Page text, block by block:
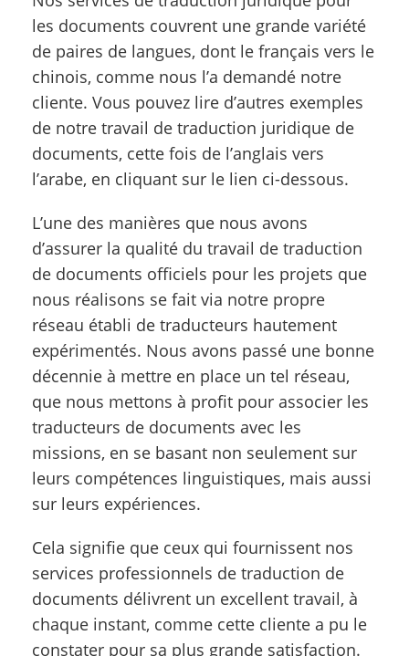
les documents couvrent une grande variété
de paires de langues, dont le français vers le
chinois, comme nous l’a demandé notre
cliente. Vous pouvez lire d’autres exemples
de notre travail de traduction juridique de
documents, cette fois de l’anglais vers
l’arabe, en cliquant sur le lien ci-dessous.
L’une des manières que nous avons
d’assurer la qualité du travail de traduction
de documents officiels pour les projets que
nous réalisons se fait via notre propre
réseau établi de traducteurs hautement
expérimentés. Nous avons passé une bonne
décennie à mettre en place un tel réseau,
que nous mettons à profit pour associer les
traducteurs de documents avec les
missions, en se basant non seulement sur
leurs compétences linguistiques, mais aussi
sur leurs expériences.
Cela signifie que ceux qui fournissent nos
services professionnels de traduction de
documents délivrent un excellent travail, à
chaque instant, comme cette cliente a pu le
constater pour sa plus grande satisfaction.